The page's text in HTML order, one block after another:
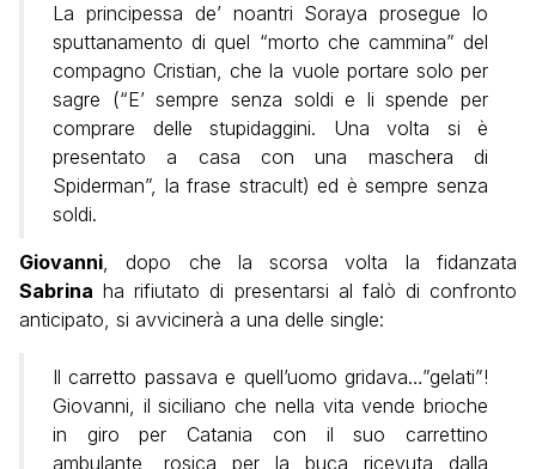
La principessa de’ noantri Soraya prosegue lo
sputtanamento di quel “morto che cammina” del
compagno Cristian, che la vuole portare solo per
sagre (“E’ sempre senza soldi e li spende per
comprare delle stupidaggini. Una volta si è
presentato a casa con una maschera di
Spiderman”, la frase stracult) ed è sempre senza
soldi.
Giovanni, dopo che la scorsa volta la fidanzata
Sabrina ha rifiutato di presentarsi al falò di confronto
anticipato, si avvicinerà a una delle single:
Il carretto passava e quell’uomo gridava…”gelati”!
Giovanni, il siciliano che nella vita vende brioche
in giro per Catania con il suo carrettino
ambulante, rosica per la buca ricevuta dalla